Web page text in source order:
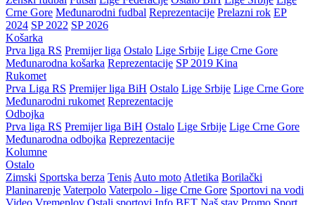
Crne Gore Međunarodni fudbal Reprezentacije Prelazni rok EP
2024 SP 2022 SP 2026
Košarka
Prva liga RS Premijer liga Ostalo Lige Srbije Lige Crne Gore
Međunarodna košarka Reprezentacije SP 2019 Kina
Rukomet
Prva Liga RS Premijer liga BiH Ostalo Lige Srbije Lige Crne Gore
Međunarodni rukomet Reprezentacije
Odbojka
Prva liga RS Premijer liga BiH Ostalo Lige Srbije Lige Crne Gore
Međunarodna odbojka Reprezentacije
Kolumne
Ostalo
Zimski Sportska berza Tenis Auto moto Atletika Borilački
Planinarenje Vaterpolo Vaterpolo - lige Crne Gore Sportovi na vodi
Video Vremeplov Ostali sportovi Info BET Naš stav Promo Sport